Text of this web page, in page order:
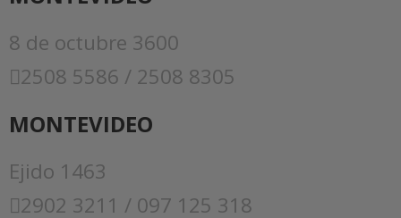
8 de octubre 3600
2508 5586 / 2508 8305
MONTEVIDEO
Ejido 1463
2902 3211 / 097 125 318